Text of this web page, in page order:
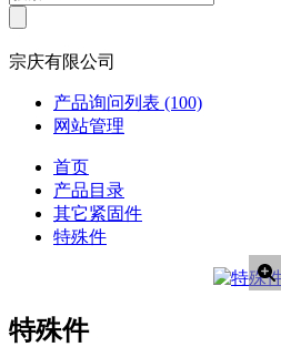
宗庆有限公司
产品询问列表 (100)
网站管理
首页
产品目录
其它紧固件
特殊件
特殊件